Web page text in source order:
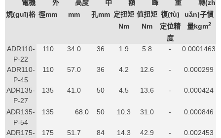
電機
規(guī)格
外
徑mm
高度
mm
中
孔mm
額
定扭矩
Nm
峰
值扭矩
Nm
重
復(fù)
定位精
度
轉(zh
uǎn)子慣
量kgm2
ADR110-
P-22
110 34.0 36 1.9 5.8 - 0.0001463
ADR110-
P-45
110 57.0 36 4.2 12.6 - 0.000299
ADR135-
P-27
135 41.0 50 4.5 13.6 - 0.000424
ADR135-
P-54
135 68.0 50 10.3 31.0 - 0.000846
ADR175-
175 51.7 84 14.3 42.9 - 0.002453